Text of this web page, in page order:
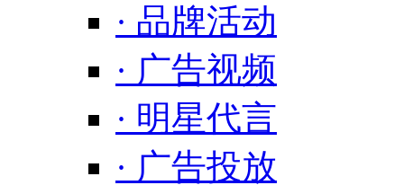
· 品牌活动
· 广告视频
· 明星代言
· 广告投放